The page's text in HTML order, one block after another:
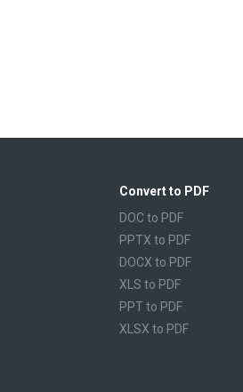
Convert to PDF
DOC to PDF
PPTX to PDF
DOCX to PDF
XLS to PDF
PPT to PDF
XLSX to PDF